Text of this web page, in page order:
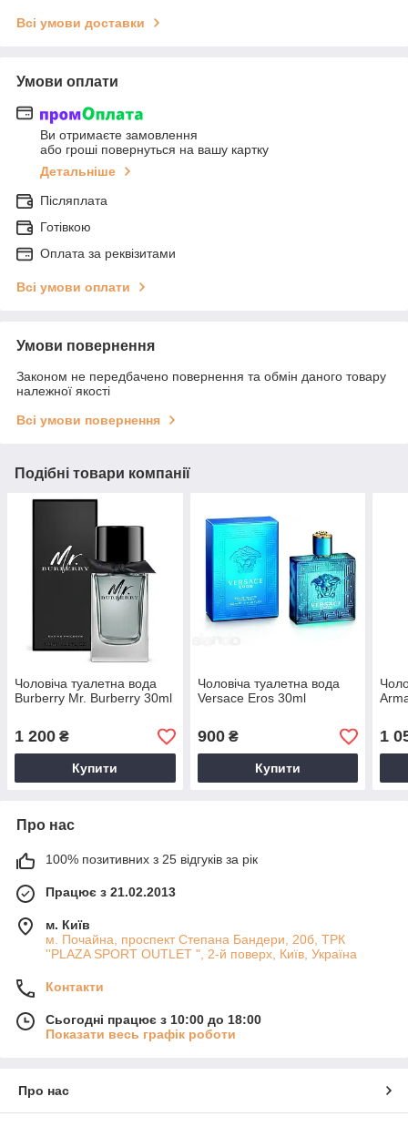
Всі умови доставки
Умови оплати
Ви отримаєте замовлення
або гроші повернуться на вашу картку
Детальніше
Післяплата
Готівкою
Оплата за реквізитами
Всі умови оплати
Умови повернення
Законом не передбачено повернення та обмін даного товару
належної якості
Всі умови повернення
Подібні товари компанії
Чоловіча туалетна вода
Burberry Mr. Burberry 30ml
1 200 ₴
Купити
Чоловіча туалетна вода
Versace Eros 30ml
900₴
Купити
1
Про нас
100% позитивних з 25 відгуків за рік
Працює з 21.02.2013
м. Київ
м. Почайна, проспект Степана Бандери, 20б, ТРК
''PLAZA SPORT OUTLET ", 2-й поверх, Київ, Україна
Контакти
Сьогодні працює з 10:00 до 18:00
Показати весь графік роботи
Про нас